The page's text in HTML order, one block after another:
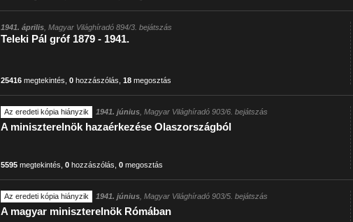
1941. április, Magyar Világhíradó 894/3. bejátszás
Teleki Pál gróf 1879 - 1941.
25416megtekintés 0hozzászólás 18megosztás
Az eredeti kópia hiányzik 1941. június, Magyar Világhíradó 903/6. bejátszás
A miniszterelnök hazaérkezése Olaszországból
5595megtekintés 0hozzászólás 0megosztás
Az eredeti kópia hiányzik 1941. június, Magyar Világhíradó 903/5. bejátszás
A magyar miniszterelnök Rómában